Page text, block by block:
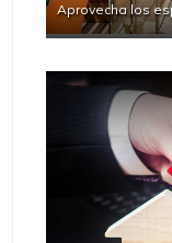
Aprovecha los